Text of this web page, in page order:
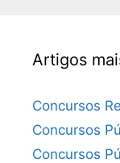
Artigos
Concursos
Concursos
Concursos